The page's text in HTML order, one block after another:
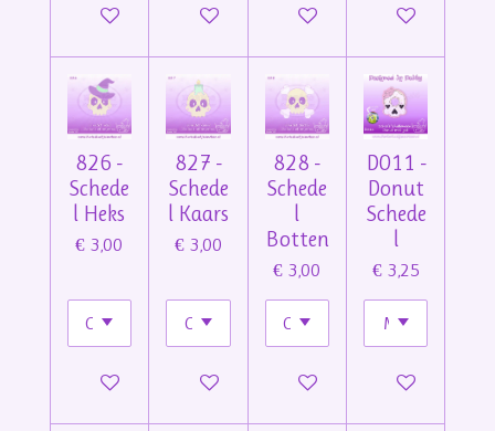
In winkelwagenBekijk details In winkelwagenIn winkelwagen
826 -
Schede
l Heks
€ 3,00
In winkelwagen
827 -
Schede
l Kaars
€ 3,00
In winkelwagen
828 -
Schede
l
Botten
€ 3,00
In winkelwagen
D011 -
Donut
Schede
l
€ 3,25
In winkelwagen